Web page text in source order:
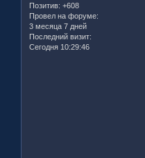
Позитив: +608
Провел на форуме:
3 месяца 7 дней
Последний визит:
Сегодня 10:29:46